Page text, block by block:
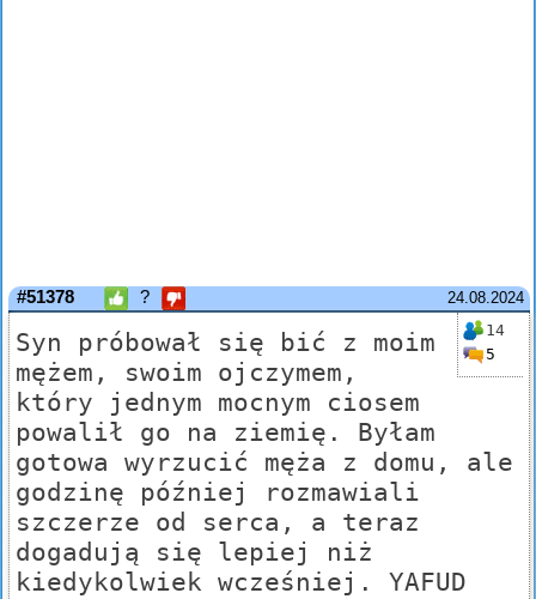
24.08.2024
#51378 ?
14
5
Syn próbował się bić z moim
mężem, swoim ojczymem,
który jednym mocnym ciosem
powalił go na ziemię. Byłam
gotowa wyrzucić męża z domu, ale
godzinę później rozmawiali
szczerze od serca, a teraz
dogadują się lepiej niż
kiedykolwiek wcześniej. YAFUD